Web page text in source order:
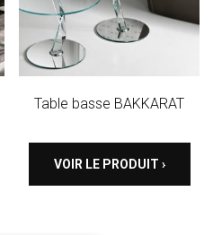
Table basse BAKKARAT
VOIR LE PRODUIT ›